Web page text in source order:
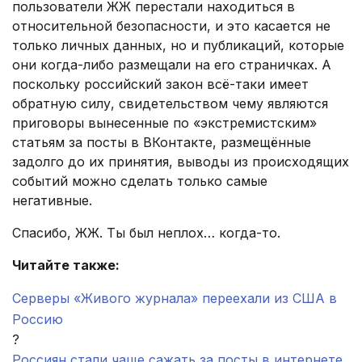
пользователи ЖЖ перестали находиться в
относительной безопасности, и это касается не
только личных данных, но и публикаций, которые
они когда-либо размещали на его страничках. А
поскольку российский закон всё-таки имеет
обратную силу, свидетельством чему являются
приговоры вынесенные по «экстремистским»
статьям за посты в ВКонтакте, размещённые
задолго до их принятия, выводы из происходящих
событий можно сделать только самые
негативные.
Спасибо, ЖЖ. Ты был неплох… когда-то.
Читайте также:
Серверы «Живого журнала» переехали из США в
Россию
?